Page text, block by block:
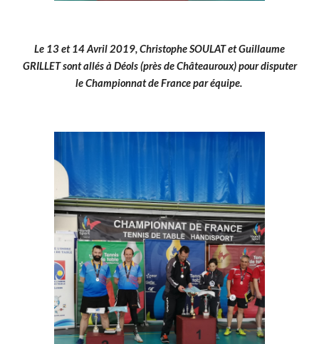
Le 13 et 14 Avril 2019, Christophe SOULAT et Guillaume
GRILLET sont allés à Déols (près de Châteauroux) pour disputer
le Championnat de France par équipe.